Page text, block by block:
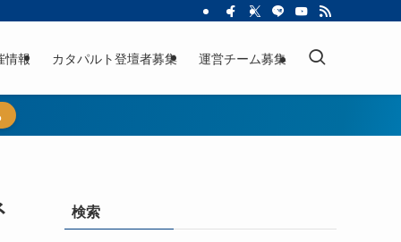
情報 カタパルト登壇者募集 運営チーム募集
検索